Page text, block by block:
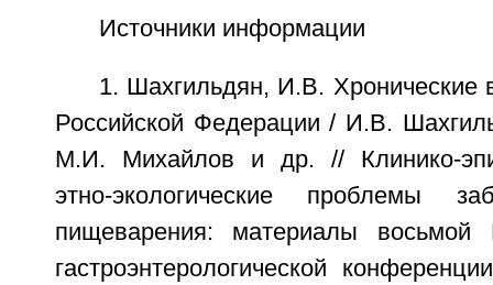
Источники информации
1. Шахгильдян, И.В. Хронические
Российской Федерации / И.В.
М.И. Михайлов и др. // Клинико-
этно-экологические проблемы
пищеварения: материалы восьмой
гастроэнтерологической